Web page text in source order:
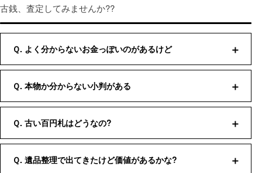
古銭、査定してみませんか??
Ｑ. よく分からないお金っぽいのがあるけど
古銭はとても多くの種類や形があり、知識が無いと仕分
けなどは難しくなります。 古いお金っぽいけど何か分か
らない商品なら、お任せください。
Ｑ. 本物か分からない小判がある
大判や小判の鑑定はお任せください。 種類によっては詳
しく調べる為、お預かり査定になる商品もございます。
Ｑ. 古い百円札はどうなの?
コレクターの欲しがるエラー印刷や、裁断エラーのよう
Ｑ. 遺品整理で出てきたけど価値があるかな?